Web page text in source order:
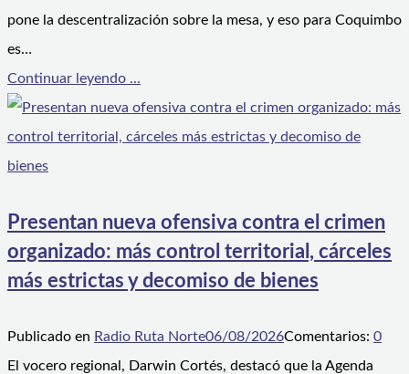
pone la descentralización sobre la mesa, y eso para Coquimbo
es…
Continuar leyendo ...
Presentan nueva ofensiva contra el crimen
organizado: más control territorial, cárceles
más estrictas y decomiso de bienes
Publicado en Radio Ruta Norte06/08/2026Comentarios: 0
El vocero regional, Darwin Cortés, destacó que la Agenda